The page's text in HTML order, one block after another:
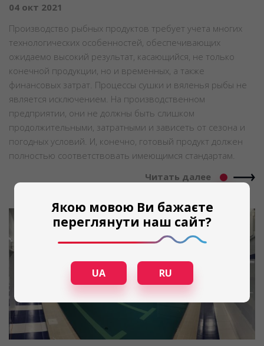
04 окт 2021
Производство рыбных продуктов требует учета многих
технологических особенностей, обеспечивающих
ожидаемо высокий результат, касающийся, не только
конечной продукции, но и временных, а также
финансовых затрат. Процессы сушки и вяленья рыбы не
является исключением. На производственном
предприятии, они не должны быть слишком
продолжительными, затратными и зависеть от сезона и
погодных условий. И, конечно, готовый продукт должен
полностью соответствовать имеющимся стандартам.
Читать далее
Якою мовою Ви бажаєте
переглянути наш сайт?
UA RU